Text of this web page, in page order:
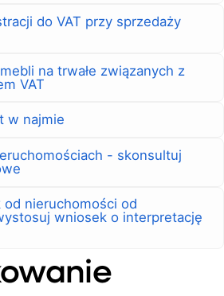
do VAT przy sprzedaży
na trwałe związanych z
VAT
w najmie
- skonsultuj
nieruchomości od
wniosek o interpretację